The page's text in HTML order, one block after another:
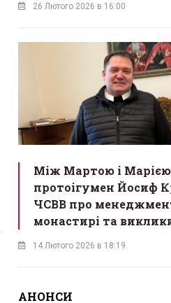
26 Лютого 2026 в 16:00
Між Мартою і
протоігумен Йосиф
ЧСВВ про
монастирі та
14 Лютого 2026 в 18:19
АНОНСИ